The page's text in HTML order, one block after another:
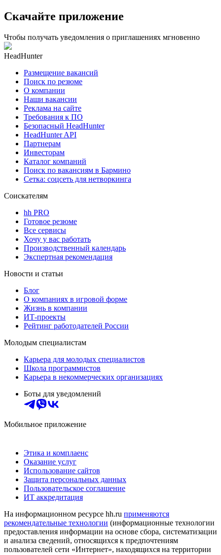
Скачайте приложение
Чтобы получать уведомления о приглашениях мгновенно
HeadHunter
Размещение вакансий
Поиск по резюме
О компании
Наши вакансии
Реклама на сайте
Требования к ПО
Безопасный HeadHunter
HeadHunter API
Партнерам
Инвесторам
Каталог компаний
Поиск по вакансиям в Бармино
Сетка: соцсеть для нетворкинга
Соискателям
hh PRO
Готовое резюме
Все сервисы
Хочу у вас работать
Производственный календарь
Экспертная рекомендация
Новости и статьи
Блог
О компаниях в игровой форме
Жизнь в компании
ИТ-проекты
Рейтинг работодателей России
Молодым специалистам
Карьера для молодых специалистов
Школа программистов
Карьера в некоммерческих организациях
Боты для уведомлений
Мобильное приложение
Этика и комплаенс
Оказание услуг
Использование сайтов
Защита персональных данных
Пользовательское соглашение
ИТ аккредитация
На информационном ресурсе hh.ru применяются
рекомендательные технологии (информационные технологии
предоставления информации на основе сбора, систематизации
и анализа сведений, относящихся к предпочтениям
пользователей сети «Интернет», находящихся на территории